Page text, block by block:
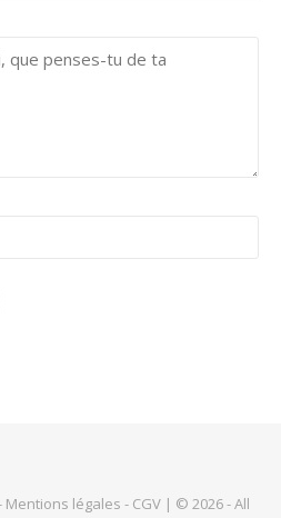
Mentions légales - CGV | © 2026 - All